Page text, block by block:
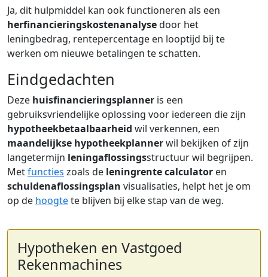
Ja, dit hulpmiddel kan ook functioneren als een
herfinancieringskostenanalysedoor het
leningbedrag, rentepercentage en looptijd bij te
werken om nieuwe betalingen te schatten.
Eindgedachten
Deze huisfinancieringsplanner is een
gebruiksvriendelijke oplossing voor iedereen die zijn
hypotheekbetaalbaarheid wil verkennen, een
maandelijkse hypotheekplannerwil bekijken of zijn
langetermijn leningaflossingsstructuur wil begrijpen.
Metfuncties zoals de leningrente calculator en
schuldenaflossingsplan visualisaties, helpt het je om
op de hoogtete blijven bij elke stap van de weg.
Hypotheken en Vastgoed
Rekenmachines